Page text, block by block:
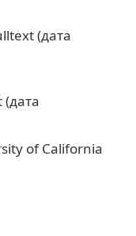
(дата
of California